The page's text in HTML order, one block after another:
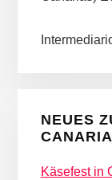
NEUES
CANARIA
Käsefest in